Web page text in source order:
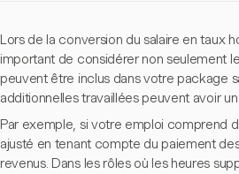
Lors de la conversion du salaire en taux
important de considérer non seulement
peuvent être inclus dans votre package
additionnelles travaillées peuvent avoir
Par exemple, si votre emploi comprend
ajusté en tenant compte du paiement
revenus. Dans les rôles où les heures